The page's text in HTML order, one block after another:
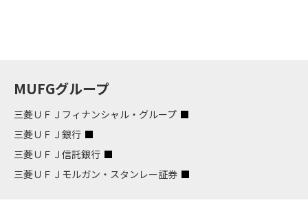
MUFGグループ
三菱ＵＦＪフィナンシャル・グループ
三菱ＵＦＪ銀行
三菱ＵＦＪ信託銀行
三菱ＵＦＪモルガン・スタンレー証券